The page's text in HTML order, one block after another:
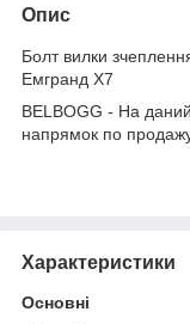
Опис
Болт вилки
Емгранд Х7
BELBOGG - На
напрямок по продажу
Характеристики
Основні